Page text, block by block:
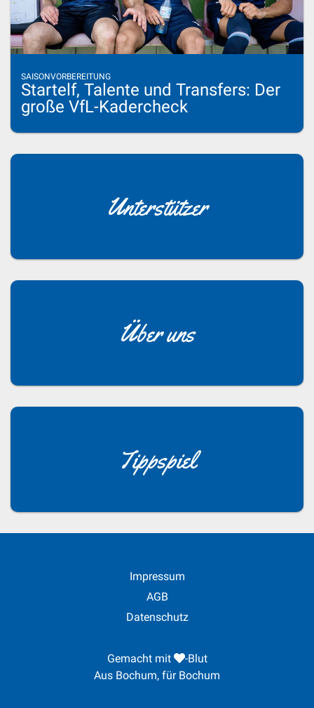
SAISONVORBEREITUNG
Startelf, Talente und Transfers: Der
große VfL-Kadercheck
Unterstützer
Über uns
Tippspiel
Impressum
AGB
Datenschutz
Gemacht mit
-Blut
Aus Bochum, für Bochum